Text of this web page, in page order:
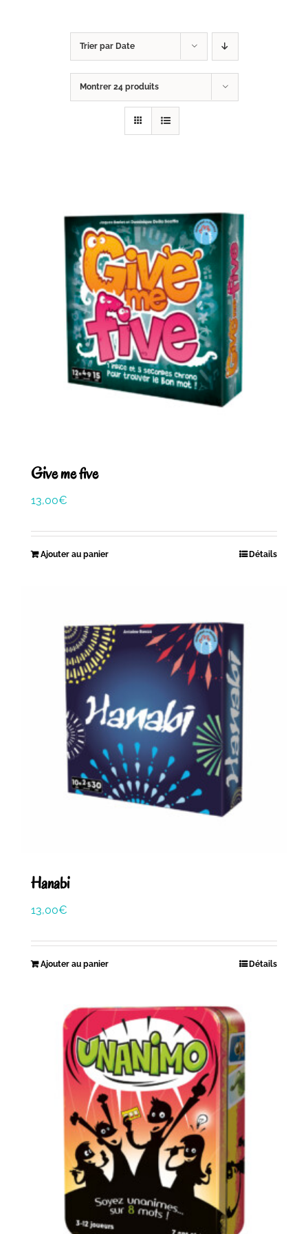
Trier par Date
Montrer 24 produits
Give me five
13,00€
Ajouter au panier Détails
Hanabi
13,00€
Ajouter au panier Détails